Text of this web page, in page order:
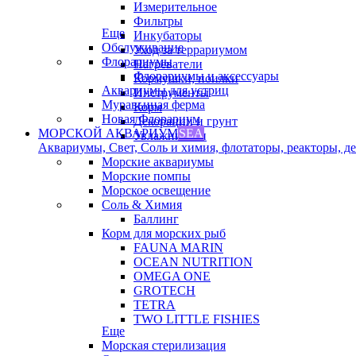
Измерительное
Фильтры
Инкубаторы
Уход за террариумом
Нагреватели
Кормушки, поилки
Инструменты
Корм
Декорации и грунт
Увлажнители
Еще
Обслуживание
Флорариумы
Флорариумы и аксессуары
Аквариумы для устриц
Муравьиная ферма
Новая Флорариум
МОРСКОЙ АКВАРИУМSEA
Аквариумы, Свет, Соль и химия, флотаторы, реакторы,
Морские аквариумы
Морские помпы
Морское освещение
Соль & Химия
Баллинг
Корм для морских рыб
FAUNA MARIN
OCEAN NUTRITION
OMEGA ONE
GROTECH
TETRA
TWO LITTLE FISHIES
Еще
Морская стерилизация